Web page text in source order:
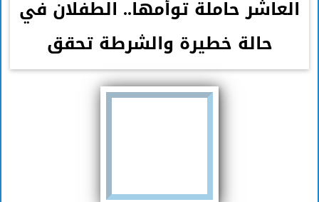
العاشر حاملة توأمها.. الطفلان في
حالة خطيرة والشرطة تحقق